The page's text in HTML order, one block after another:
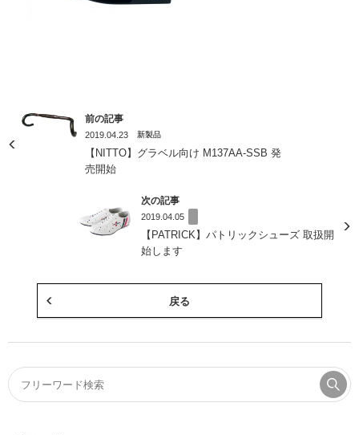
前の記事
2019.04.23 新製品
【NITTO】グラベル向け M137AA-SSB 発
売開始
次の記事
2019.04.05
【PATRICK】パトリックシューズ 取扱開
始します
戻る